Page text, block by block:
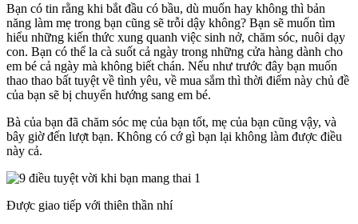
Bạn có tin rằng khi bắt đầu có bầu, dù muốn hay không thì bản
năng làm mẹ trong bạn cũng sẽ trỗi dậy không? Bạn sẽ muốn tìm
hiểu những kiến thức xung quanh việc sinh nở, chăm sóc, nuôi dạy
con. Bạn có thể la cà suốt cả ngày trong những cửa hàng dành cho
em bé cả ngày mà không biết chán. Nếu như trước đây bạn muốn
thao thao bất tuyệt về tình yêu, về mua sắm thì thời điểm này chủ đề
của bạn sẽ bị chuyển hướng sang em bé.
Bà của bạn đã chăm sóc mẹ của bạn tốt, mẹ của bạn cũng vậy, và
bây giờ đến lượt bạn. Không có cớ gì bạn lại không làm được điều
này cả.
Được giao tiếp với thiên thần nhí